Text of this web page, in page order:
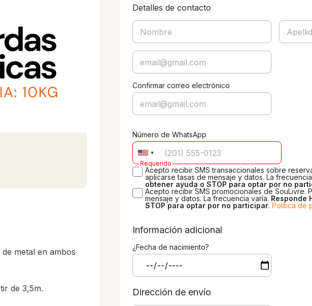
metal en ambos
de 3,5m.
Detalles de contacto
Confirmar correo electrónico
Número de WhatsApp
Requerido
Acepto recibir SMS transaccionales sobre
aplicarse tasas de mensaje y datos. La
obtener ayuda o STOP para optar por no
Acepto recibir SMS promocionales de SouLivre.
mensaje y datos. La frecuencia varía. Responde
STOP para optar por no participar. Política de
Información adicional
¿Fecha de nacimiento?
Dirección de envío